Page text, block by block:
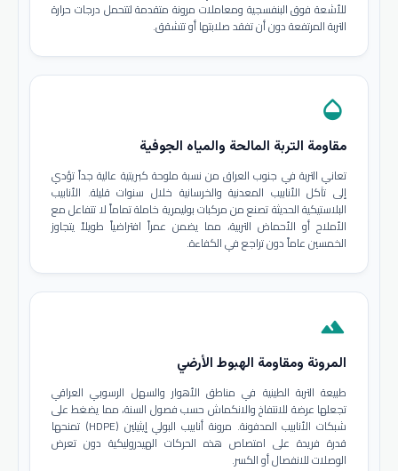
للأشعة فوق البنفسجية ومعاملات مرونة متقدمة لتتحمل درجات حرارة
التربة المرتفعة دون أن تفقد صلابتها أو تتشقق.
opacity
مقاومة التربة المالحة والمياه الجوفية
تعاني التربة في جنوب العراق من نسبة ملوحة كبريتية عالية جداً تؤدي
إلى تآكل الأنابيب المعدنية والخرسانية خلال سنوات قليلة. الأنابيب
البلاستيكية الحديثة تصنع من مركبات بوليمرية خاملة تماماً لا تتفاعل مع
الأملاح أو الأحماض التربية، مما يضمن عمراً افتراضياً طويلاً يتجاوز
الخمسين عاماً دون تراجع في الكفاءة.
terrain
المرونة ومقاومة الهبوط الأرضي
طبيعة التربة الطينية في مناطق الأهوار والسهل الرسوبي العراقي
تجعلها عرضة للانتفاخ والانكماش حسب فصول السنة، مما يضغط على
شبكات الأنابيب المدفونة. مرونة أنابيب البولي إيثيلين (HDPE) تمنحها
قدرة فريدة على امتصاص هذه الحركات الهيدروليكية دون تعرض
الوصلات للانفصال أو الكسر.